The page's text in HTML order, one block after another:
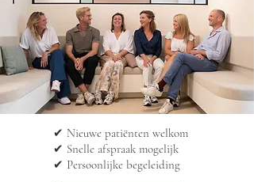
✔ Nieuwe patiënten welkom
✔ Snelle afspraak mogelijk
✔ Persoonlijke begeleiding